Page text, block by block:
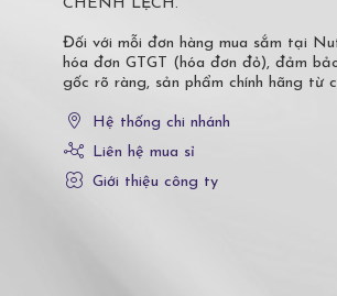
CHÊNH LỆCH.
Đối với mỗi đơn hàng mua sắm tại
hóa đơn GTGT (hóa đơn đỏ), đảm
gốc rõ ràng, sản phẩm chính hãng từ
Hệ thống chi nhánh
Liên hệ mua sỉ
Giới thiệu công ty